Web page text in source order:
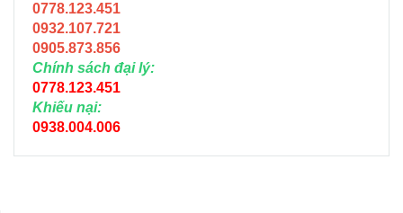
0778.123.451
0932.107.721
0905.873.856
Chính sách đại lý:
0778.123.451
Khiếu nại:
0938.004.006